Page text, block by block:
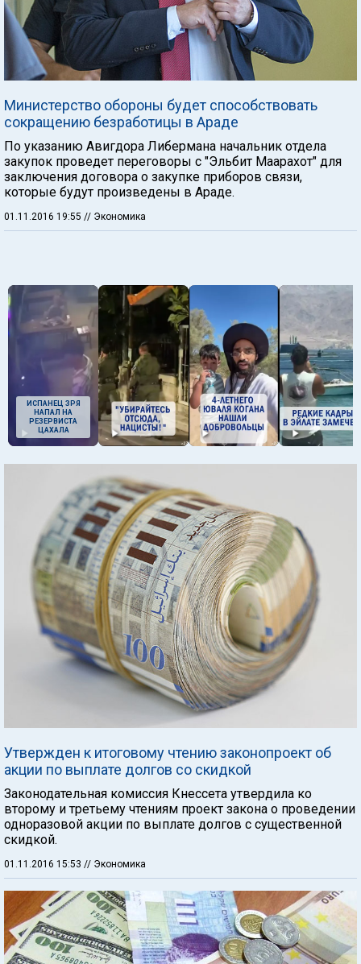
Министерство обороны будет способствовать
сокращению безработицы в Араде
По указанию Авигдора Либермана начальник отдела
закупок проведет переговоры с "Эльбит Маарахот" для
заключения договора о закупке приборов связи,
которые будут произведены в Араде.
01.11.2016 19:55 // Экономика
ИСПАНЕЦ ЗРЯ
НАПАЛ НА
РЕЗЕРВИСТА
ЦАХАЛА
Утвержден к итоговому чтению законопроект об
акции по выплате долгов со скидкой
Законодательная комиссия Кнессета утвердила ко
второму и третьему чтениям проект закона о проведении
одноразовой акции по выплате долгов с существенной
скидкой.
01.11.2016 15:53 // Экономика